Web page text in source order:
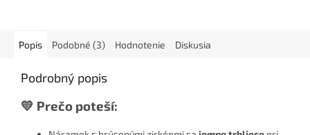
Popis Podobné (3) Hodnotenie Diskusia
Podrobný popis
💛 Prečo poteší: